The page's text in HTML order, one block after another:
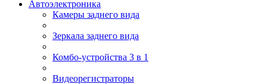
Автоэлектроника
Камеры заднего вида
Зеркала заднего вида
Комбо-устройства 3 в 1
Видеорегистраторы